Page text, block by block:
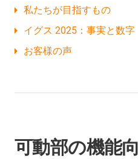
私たちが目指すもの
イグス 2025：事実と数字
お客様の声
可動部の機能